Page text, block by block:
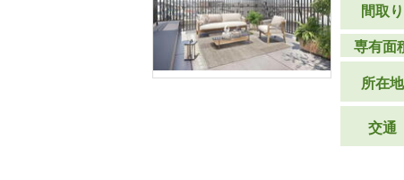
間取り
専有面
所在地
交通